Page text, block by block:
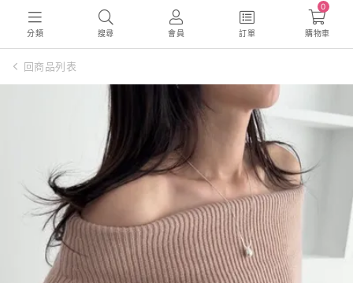
分類 搜尋 會員 訂單
0
購物車
回商品列表